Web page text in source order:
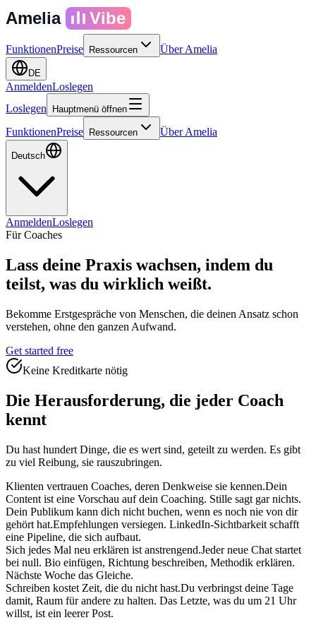
Amelia Vibe
FunktionenPreise Ressourcen Über Amelia
DE
AnmeldenLoslegen
Loslegen
Hauptmenü öffnen
FunktionenPreise Ressourcen Über Amelia
Deutsch
AnmeldenLoslegen
Für Coaches
Lass deine Praxis wachsen, indem du
teilst, was du wirklich weißt.
Bekomme Erstgespräche von Menschen, die deinen Ansatz schon
verstehen, ohne den ganzen Aufwand.
Get started free
Keine Kreditkarte nötig
Die Herausforderung, die jeder Coach
kennt
Du hast hundert Dinge, die es wert sind, geteilt zu werden. Es gibt
zu viel Reibung, sie rauszubringen.
Klienten vertrauen Coaches, deren Denkweise sie kennen.Dein
Content ist eine Vorschau auf dein Coaching. Stille sagt gar nichts.
Dein Publikum kann dich nicht buchen, wenn es noch nie von dir
gehört hat.Empfehlungen versiegen. LinkedIn-Sichtbarkeit schafft
eine Pipeline, die sich aufbaut.
Sich jedes Mal neu erklären ist anstrengend.Jeder neue Chat startet
bei null. Bio einfügen, Richtung beschreiben, Methodik erklären.
Nächste Woche das Gleiche.
Schreiben kostet Zeit, die du nicht hast.Du verbringst deine Tage
damit, Raum für andere zu halten. Das Letzte, was du um 21 Uhr
willst, ist ein leerer Post.